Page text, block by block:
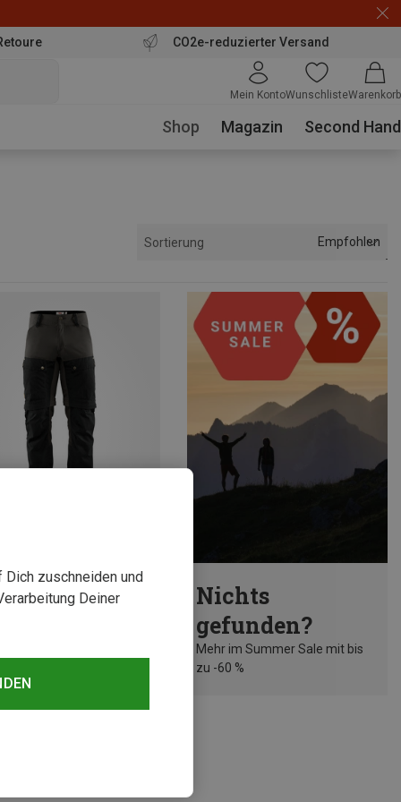
CO2e-reduzierter Versand
Mein KontoWunschlisteWarenkorb
Shop Magazin Second Hand
Sortierung Empfohlen
20%
Nichts
gefunden?
Mehr im Summer Sale mit bis
zu -60 %
zuschneiden und
Deiner